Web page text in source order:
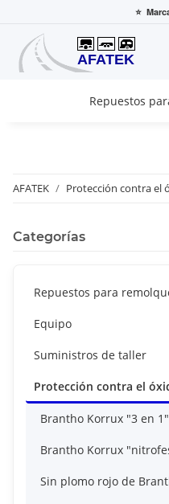
⭐
Repuestos
AFATEK Protección contra el
Categorías
Repuestos para
Equipo
Suministros de taller
Protección contra el
Brantho Korrux "3 en 1"
Brantho Korrux
Sin plomo rojo de